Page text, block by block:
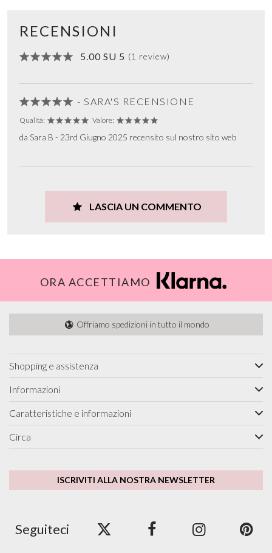
RECENSIONI
5.00 SU 5 (1 review)
- SARA'S RECENSIONE
Qualità: Valore:
da Sara B - 23rd Giugno 2025 recensito sul nostro sito web
LASCIA UN COMMENTO
ORA ACCETTIAMO
Offriamo spedizioni in tutto il mondo
Shopping e assistenza
Informazioni
Caratteristiche e informazioni
Circa
ISCRIVITI ALLA NOSTRA NEWSLETTER
Seguiteci